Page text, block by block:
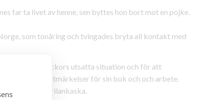
far ta livet av henne, sen byttes hon bort mot en pojke.
som tonåring och tvingades bryta all kontakt med
om flickors utsatta situation och för att
fått många utmärkelser för sin bok och och arbete.
och Srilankaska.